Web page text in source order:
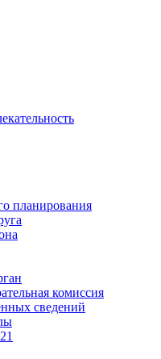
планирования
комиссия
сведений